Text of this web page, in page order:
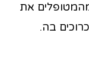
את
בה.